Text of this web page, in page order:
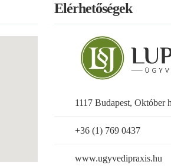
Elérhetőségek
1117 Budapest, Október
+36 (1) 769 0437
www.ugyvedipraxis.hu